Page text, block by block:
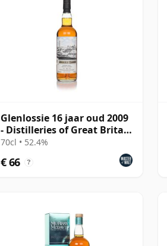
Glenlossie 16 jaar oud 2009
- Distilleries of Great Britain
&
70cl • 52.4%
€ 66 ?